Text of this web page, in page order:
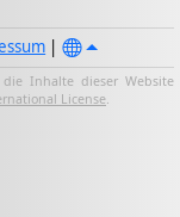
|
Inhalte dieser Website
License.